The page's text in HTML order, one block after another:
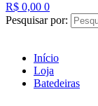
R$ 0,00 0
Pesquisar por:
Início
Loja
Batedeiras